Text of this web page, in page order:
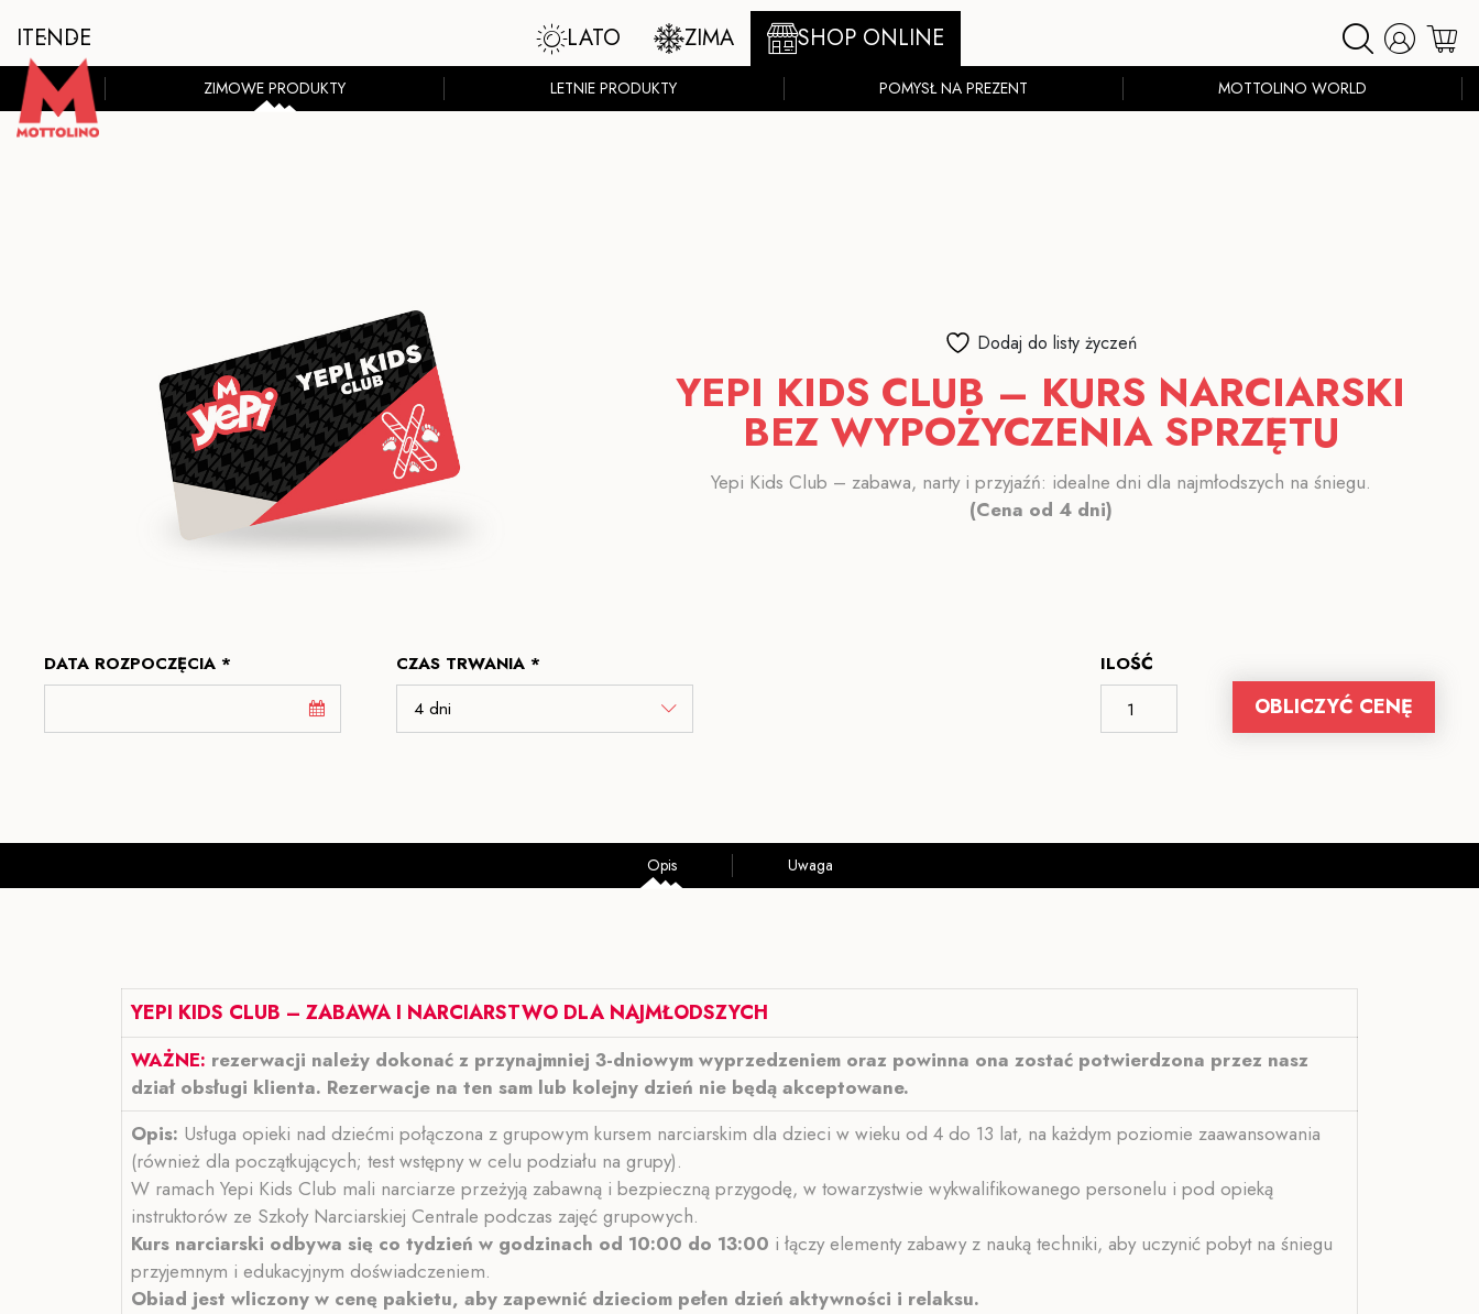
LATO ZIMA SHOP ONLINE
ITENDE
ZIMOWE PRODUKTY LETNIE PRODUKTY POMYSŁ NA PREZENT MOTTOLINO WORLD
Dodaj do listy życzeń
YEPI KIDS CLUB – KURS NARCIARSKI
BEZ WYPOŻYCZENIA SPRZĘTU
Yepi Kids Club – zabawa, narty i przyjaźń: idealne dni dla najmłodszych na śniegu.
(Cena od 4 dni)
DATA ROZPOCZĘCIA * CZAS TRWANIA * ILOŚĆ
OBLICZYĆ CENĘ
Opis Uwaga
YEPI KIDS CLUB – ZABAWA I NARCIARSTWO DLA NAJMŁODSZYCH
WAŻNE: rezerwacji należy dokonać z przynajmniej 3-dniowym wyprzedzeniem oraz powinna ona zostać potwierdzona przez nasz
dział obsługi klienta. Rezerwacje na ten sam lub kolejny dzień nie będą akceptowane.
Opis: Usługa opieki nad dziećmi połączona z grupowym kursem narciarskim dla dzieci w wieku od 4 do 13 lat, na każdym poziomie zaawansowania
(również dla początkujących; test wstępny w celu podziału na grupy).
W ramach Yepi Kids Club mali narciarze przeżyją zabawną i bezpieczną przygodę, w towarzystwie wykwalifikowanego personelu i pod opieką
instruktorów ze Szkoły Narciarskiej Centrale podczas zajęć grupowych.
Kurs narciarski odbywa się co tydzień w godzinach od 10:00 do 13:00 i łączy elementy zabawy z nauką techniki, aby uczynić pobyt na śniegu
przyjemnym i edukacyjnym doświadczeniem.
Obiad jest wliczony w cenę pakietu, aby zapewnić dzieciom pełen dzień aktywności i relaksu.